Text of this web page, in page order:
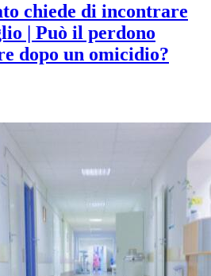
chiede di incontrare
| Può il perdono
dopo un omicidio?